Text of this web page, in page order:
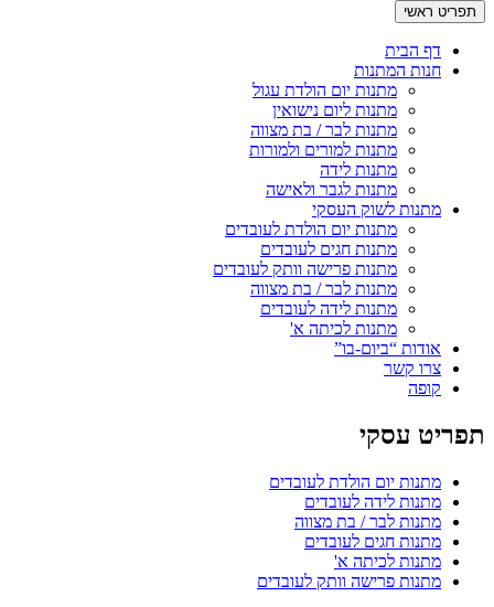
תפריט ראשי
דף הבית
חנות המתנות
מתנות יום הולדת עגול
מתנות ליום נישואין
מתנות לבר / בת מצווה
מתנות למורים ולמורות
מתנות לידה
מתנות לגבר ולאישה
מתנות לשוק העסקי
מתנות יום הולדת לעובדים
מתנות חגים לעובדים
מתנות פרישה וותק לעובדים
מתנות לבר / בת מצווה
מתנות לידה לעובדים
מתנות לכיתה א'
אודות “ביום-בו”
צרו קשר
קופה
תפריט עסקי
מתנות יום הולדת לעובדים
מתנות לידה לעובדים
מתנות לבר / בת מצווה
מתנות חגים לעובדים
מתנות לכיתה א'
מתנות פרישה וותק לעובדים